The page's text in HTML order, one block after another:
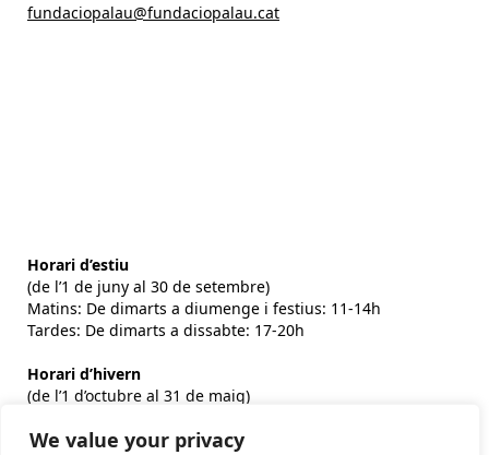
We value your privacy
fundaciopalau@fundaciopalau.cat
Horari d’estiu
(de l’1 de juny al 30 de setembre)
Matins: De dimarts a diumenge i festius: 11-14h
Tardes: De dimarts a dissabte: 17-20h
Horari d’hivern
(de l’1 d’octubre al 31 de maig)
Tardes: De dijous a dissabte: 17-19h